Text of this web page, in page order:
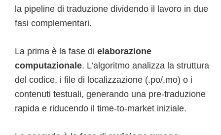
la pipeline di traduzione dividendo il lavoro in due
fasi complementari.
La prima è la fase di elaborazione
computazionale. L’algoritmo analizza la struttura
del codice, i file di localizzazione (.po/.mo) o i
contenuti testuali, generando una pre-traduzione
rapida e riducendo il time-to-market iniziale.